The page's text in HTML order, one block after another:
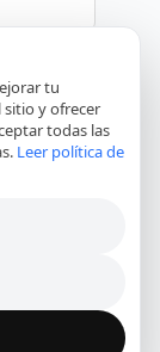
y
causas y
tu
sitio y ofrecer
todas las
Leer política de